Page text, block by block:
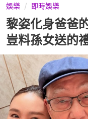
娛樂 即時娛樂
黎姿化身爸爸
豈料孫女送的